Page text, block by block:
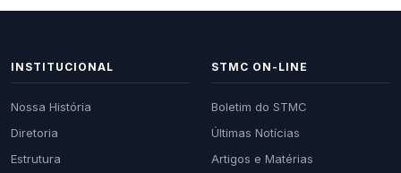
INSTITUCIONAL
Nossa História
Diretoria
Estrutura
STMC ON-LINE
Boletim do STMC
Últimas Notícias
Artigos e Matérias